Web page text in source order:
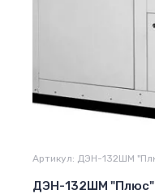
Артикул: ДЭН-132ШМ
ДЭН-132ШМ "Плюс"